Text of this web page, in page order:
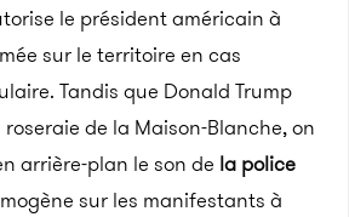
le président américain à
sur le territoire en cas
Tandis que Donald Trump
de la Maison-Blanche, on
arrière-plan le son de la police
sur les manifestants à